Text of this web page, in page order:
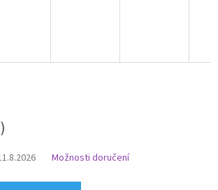
Možnosti doručení